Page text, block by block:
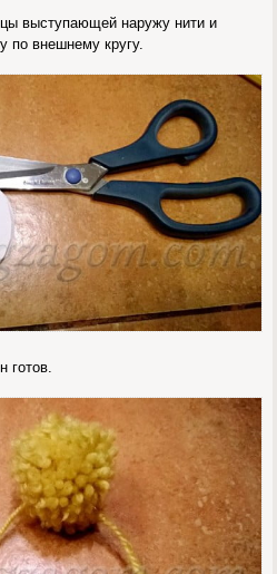
выступающей наружу нити и
по внешнему кругу.
готов.